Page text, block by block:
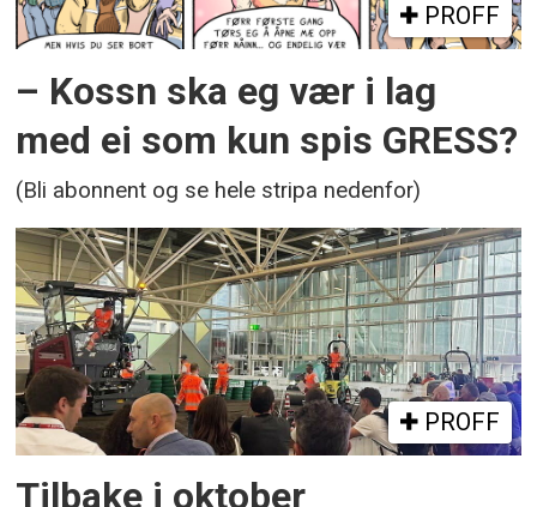
PROFF
– Kossn ska eg vær i lag
med ei som kun spis GRESS?
(Bli abonnent og se hele stripa nedenfor)
PROFF
Tilbake i oktober